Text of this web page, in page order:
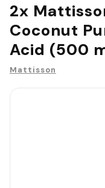
2x
Coconut
Acid (500
Mattisson